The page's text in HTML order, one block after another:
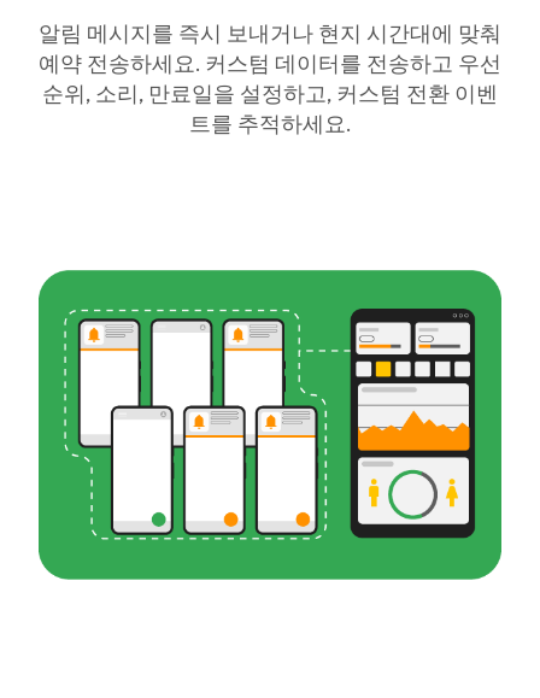
알림 메시지를 즉시 보내거나 현지 시간대에 맞춰
예약 전송하세요. 커스텀 데이터를 전송하고 우선
순위, 소리, 만료일을 설정하고, 커스텀 전환 이벤
트를 추적하세요.